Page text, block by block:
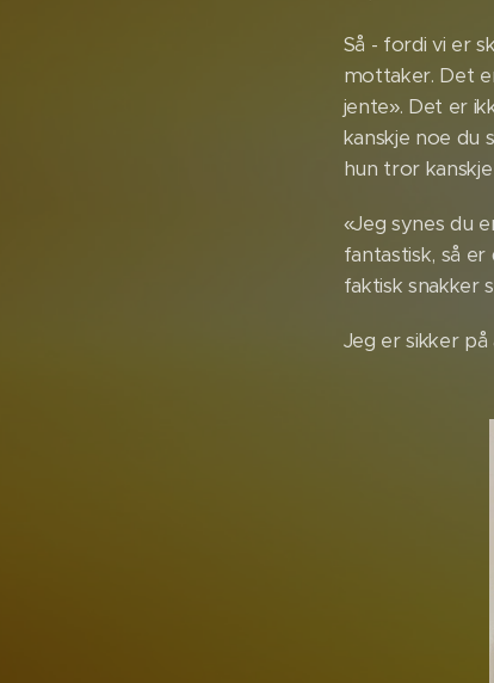
Så - fordi vi er
mottaker. Det
jente». Det er
kanskje noe du
hun tror
«Jeg synes du
fantastisk, så
faktisk snakker
Jeg er sikker